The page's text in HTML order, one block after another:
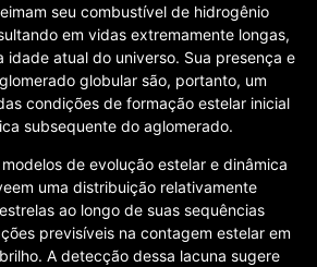
seu combustível de hidrogênio
em vidas extremamente longas,
idade atual do universo. Sua presença e
globular são, portanto, um
condições de formação estelar inicial
subsequente do aglomerado.
de evolução estelar e dinâmica
uma distribuição relativamente
ao longo de suas sequências
previsíveis na contagem estelar em
A detecção dessa lacuna sugere